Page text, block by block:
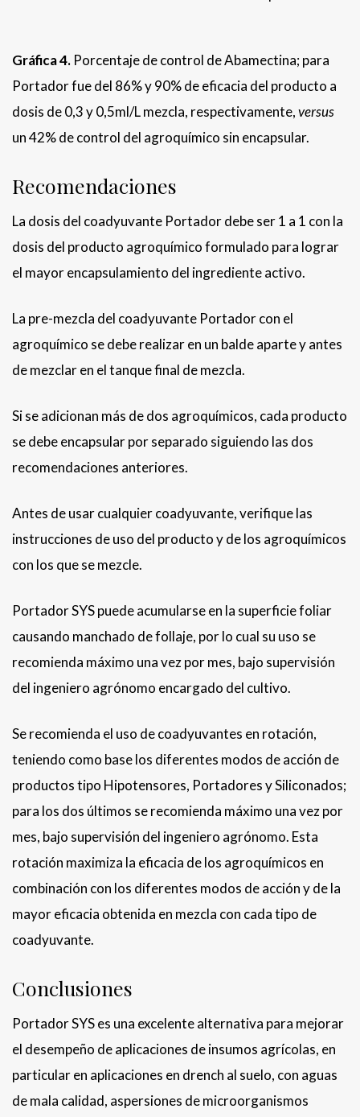
Gráfica 4. Porcentaje de control de Abamectina; para
Portador fue del 86% y 90% de eficacia del producto a
dosis de 0,3 y 0,5ml/L mezcla, respectivamente,versus
un 42% de control del agroquímico sin encapsular.
Recomendaciones
La dosis del coadyuvante Portador debe ser 1 a 1 con la
dosis del producto agroquímico formulado para lograr
el mayor encapsulamiento del ingrediente activo.
La pre-mezcla del coadyuvante Portador con el
agroquímico se debe realizar en un balde aparte y antes
de mezclar en el tanque final de mezcla.
Si se adicionan más de dos agroquímicos, cada producto
se debe encapsular por separado siguiendo las dos
recomendaciones anteriores.
Antes de usar cualquier coadyuvante, verifique las
instrucciones de uso del producto y de los agroquímicos
con los que se mezcle.
Portador SYS puede acumularse en la superficie foliar
causando manchado de follaje, por lo cual su uso se
recomienda máximo una vez por mes, bajo supervisión
del ingeniero agrónomo encargado del cultivo.
Se recomienda el uso de coadyuvantes en rotación,
teniendo como base los diferentes modos de acción de
productos tipo Hipotensores, Portadores y Siliconados;
para los dos últimos se recomienda máximo una vez por
mes, bajo supervisión del ingeniero agrónomo. Esta
rotación maximiza la eficacia de los agroquímicos en
combinación con los diferentes modos de acción y de la
mayor eficacia obtenida en mezcla con cada tipo de
coadyuvante.
Conclusiones
Portador SYS es una excelente alternativa para mejorar
el desempeño de aplicaciones de insumos agrícolas, en
particular en aplicaciones en drench al suelo, con aguas
de mala calidad, aspersiones de microorganismos